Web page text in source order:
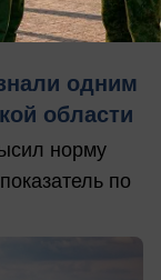
одним
области
норму
по